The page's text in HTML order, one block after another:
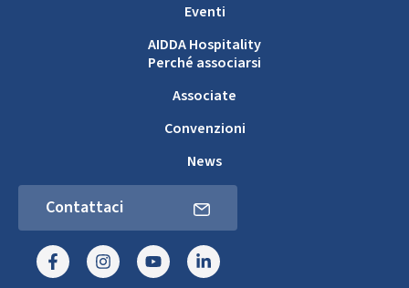
Eventi
AIDDA Hospitality
Perché associarsi
Associate
Convenzioni
News
Contattaci